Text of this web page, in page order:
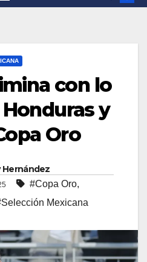
con lo
y
Oro
Hernández
#Copa Oro,
Mexicana